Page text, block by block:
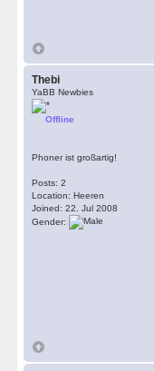
Thebi
YaBB Newbies
Offline
Phoner ist großartig!
Posts: 2
Location: Heeren
Joined: 22. Jul 2008
Gender: